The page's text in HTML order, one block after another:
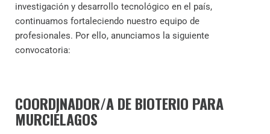
investigación y desarrollo tecnológico en el país,
continuamos fortaleciendo nuestro equipo de
profesionales. Por ello, anunciamos la siguiente
convocatoria:
COORDINADOR/A DE BIOTERIO PARA
MURCIÉLAGOS